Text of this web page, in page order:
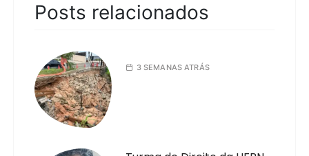
Posts relacionados
3 SEMANAS ATRÁS